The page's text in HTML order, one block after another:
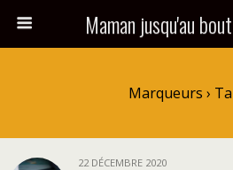
Maman jusqu'au
Marqueurs ›
22 DÉCEMBRE 2020